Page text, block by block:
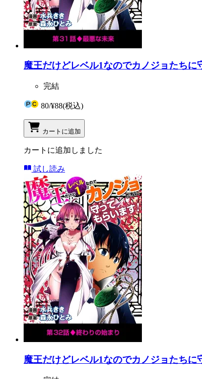
魔王だけどレベル1なのでカノジョたちに
完結
80/¥88(税込)
カートに追加
カートに追加しました
試し読み
魔王だけどレベル1なのでカノジョたちに